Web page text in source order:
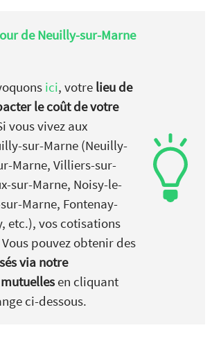
deNeuilly-sur-Marne
ici, votre lieu de
le coût de votre
vous vivez aux
sur-Marne (Neuilly-
Marne, Villiers-sur-
sur-Marne, Noisy-le-
Marne, Fontenay-
etc.), vos cotisations
pouvez obtenir des
via notre
en cliquant
ci-dessous.